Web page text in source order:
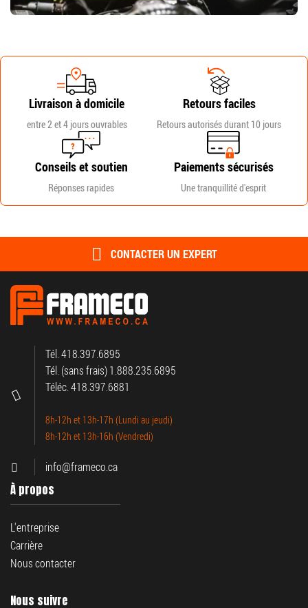
Livraison à domicile
entre 2 et 4 jours ouvrables
Retours faciles
Retours autorisés durant 10 jours
Conseils et soutien
Réponses rapides
Paiements sécurisés
Une tranquillité d'esprit
CONTACTER UN EXPERT
Tél. 418.397.6895
Tél. (sans frais) 1.888.235.6895
Téléc. 418.397.6881
8h-12h et 13h-17h (Lundi au jeudi)
8h-12h et 13h-16h (Vendredi)
info@frameco.ca
À propos
L'entreprise
Carrière
Nous contacter
Nous suivre